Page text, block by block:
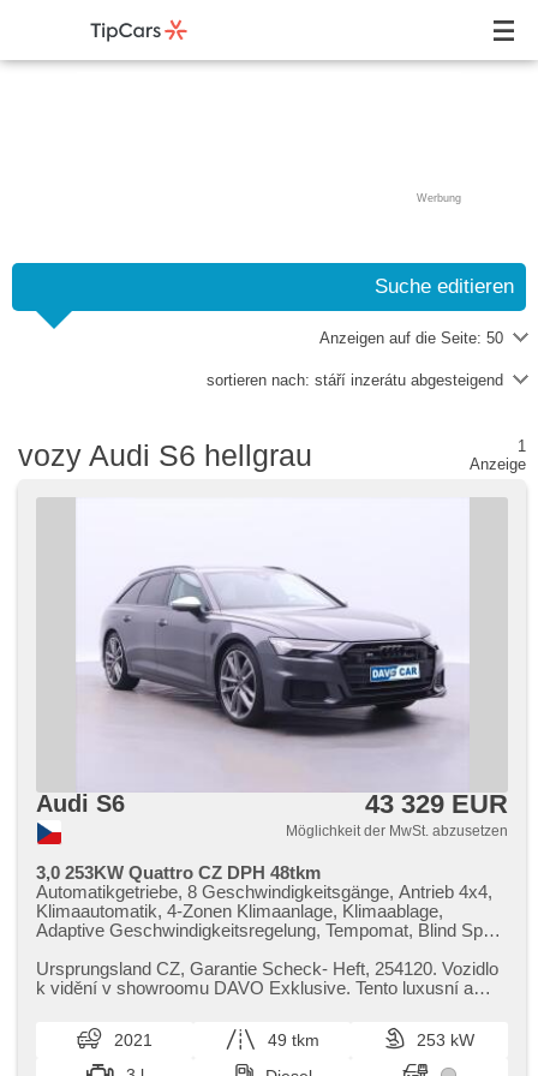
Werbung
Suche editieren
Anzeigen auf die Seite: 50
sortieren nach: stáří inzerátu abgesteigend
vozy Audi S6 hellgrau
1
Anzeige
Audi S6 43 329 EUR
Möglichkeit der MwSt. abzusetzen
3,0 253KW Quattro CZ DPH 48tkm
Automatikgetriebe, 8 Geschwindigkeitsgänge, Antrieb 4x4,
Klimaautomatik, 4-Zonen Klimaanlage, Klimaablage,
Adaptive Geschwindigkeitsregelung, Tempomat, Blind Spot
změny jízdního pruhu, hlídání provozu při couvání (RCTA),
Überwachung der Ermüdung des Fahrers, Fahrkamera,
Parkassistent, LED adaptivní světlomety, Vorderlichter LED,
Heck LED Leuchte, LED denní svícení, automatické
přepínání dálkových světel, täglich Leuchten, autom.
Ursprungsland CZ,​ Garantie Scheck​- Heft,​ 254120. Vozidlo
k vidění v showroomu DAVO Exklusive. Tento luxusní a
2021 49 tkm
253 kW